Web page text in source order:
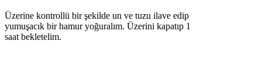
Üzerine kontrollü bir şekilde un ve tuzu ilave edip
yumuşacık bir hamur yoğuralım. Üzerini kapatıp 1
saat bekletelim.